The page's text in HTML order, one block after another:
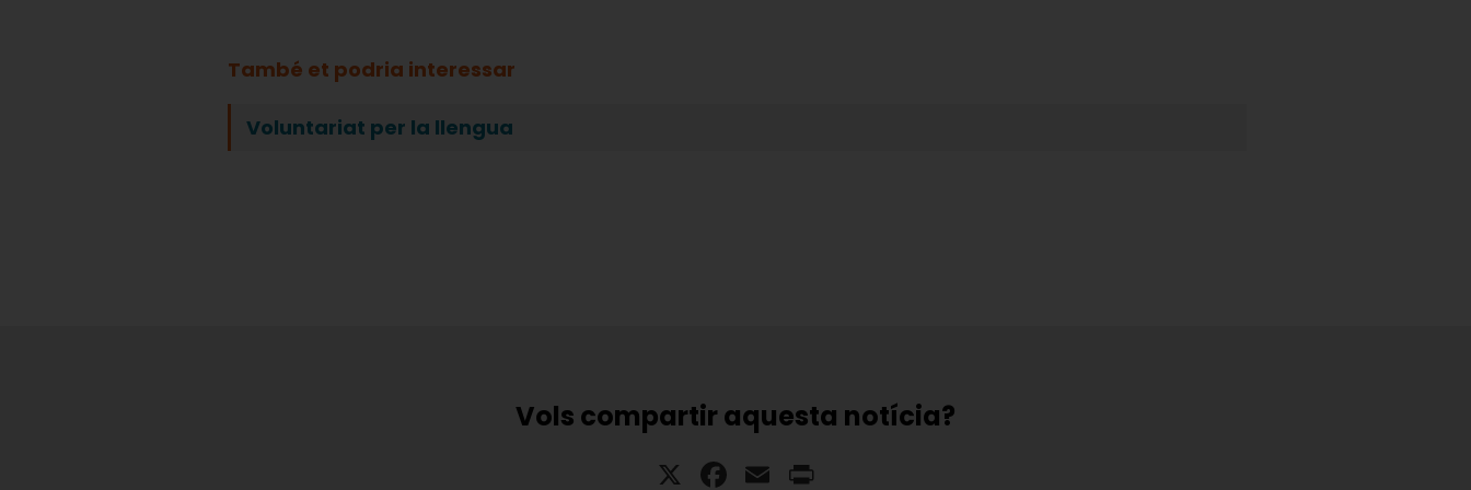
També et podria interessar
Voluntariat per la llengua
Vols compartir aquesta notícia?
X Facebook
Email